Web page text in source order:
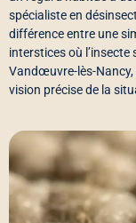
spécialiste en
différence entre une
interstices où l’insecte
Vandœuvre-lès-Nancy,
vision précise de la